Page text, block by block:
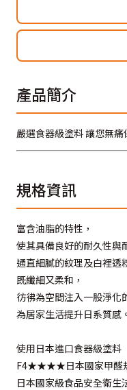
產品簡介
嚴選食器級塗料 讓您無
規格資訊
富含油脂的特性，
使其具備良好的耐久性與
通直細膩的紋理及白裡透
既纖細又柔和，
彷彿為空間注入一股淨化
為居家生活提升日系質感。
使用日本進口食器級塗料
F4★★★★日本國家甲醛
日本國家級食品安全衛生